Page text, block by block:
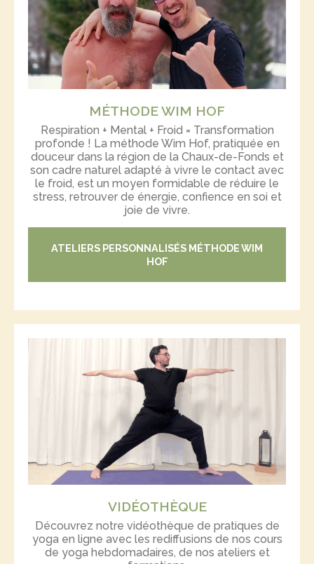
MÉTHODE WIM HOF
Respiration + Mental + Froid = Transformation
profonde ! La méthode Wim Hof, pratiquée en
douceur dans la région de la Chaux-de-Fonds et
son cadre naturel adapté à vivre le contact avec
le froid, est un moyen formidable de réduire le
stress, retrouver de énergie, confience en soi et
joie de vivre.
ATELIERS PERSONNALISÉS MÉTHODE WIM
HOF
VIDÉOTHÈQUE
Découvrez notre vidéothèque de pratiques de
yoga en ligne avec les rediffusions de nos cours
de yoga hebdomadaires, de nos ateliers et